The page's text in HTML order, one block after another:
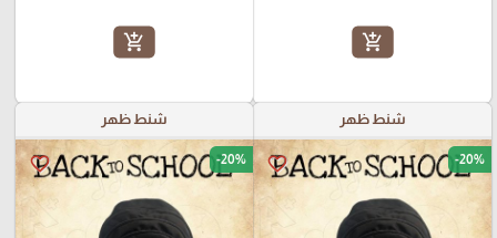
add_shopping_cart
add_shopping_cart
شنط ظهر
favorite_border -20%
شنط ظهر
favorite_border -20%